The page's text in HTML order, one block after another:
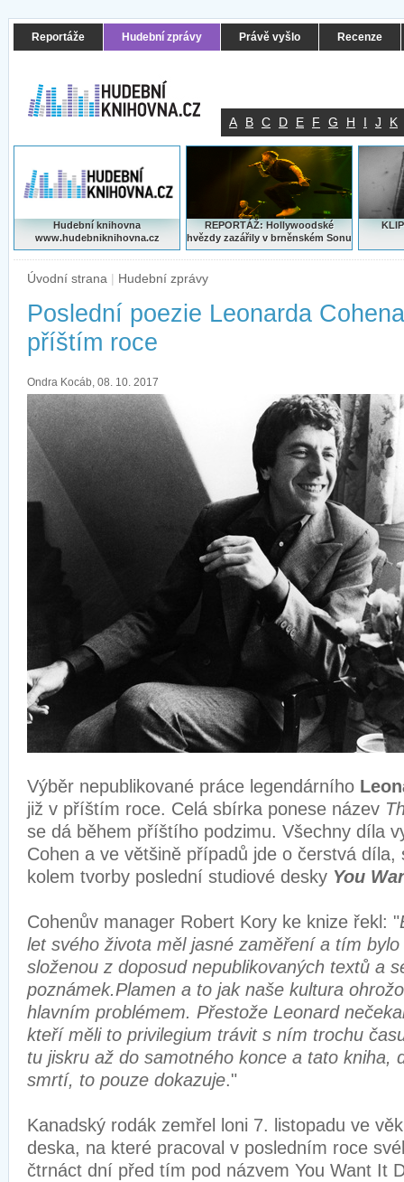
Reportáže Hudební zprávy Právě vyšlo Recenze
A B C D E F G H I J K
Hudební knihovna
www.hudebniknihovna.cz
REPORTÁŽ: Hollywoodské
hvězdy zazářily v brněnském Sonu
Úvodní strana | Hudební zprávy
Poslední poezie Leonarda
příštím roce
Ondra Kocáb, 08. 10. 2017
Výběr nepublikované práce legendárního
již v příštím roce. Celá sbírka ponese název
se dá během příštího podzimu. Všechny díla
Cohen a ve většině případů jde o čerstvá díla,
kolem tvorby poslední studiové desky You
Cohenův manager Robert Kory ke knize řekl: "
let svého života měl jasné zaměření a tím
složenou z doposud nepublikovaných textů a
poznámek.Plamen a to jak naše kultura
hlavním problémem. Přestože Leonard
kteří měli to privilegium trávit s ním trochu
tu jiskru až do samotného konce a tato kniha,
smrtí, to pouze dokazuje."
Kanadský rodák zemřel loni 7. listopadu ve
deska, na které pracoval v posledním roce
čtrnáct dní před tím pod názvem You Want It